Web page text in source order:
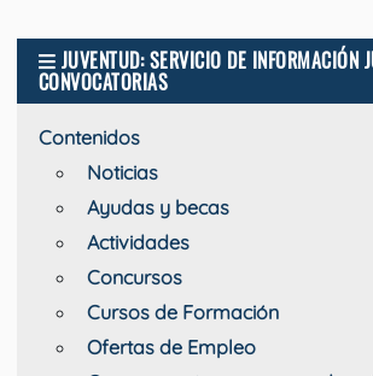
JUVENTUD: SERVICIO DE INFORMACIÓN
CONVOCATORIAS
Contenidos
Noticias
Ayudas y becas
Actividades
Concursos
Cursos de Formación
Ofertas de Empleo